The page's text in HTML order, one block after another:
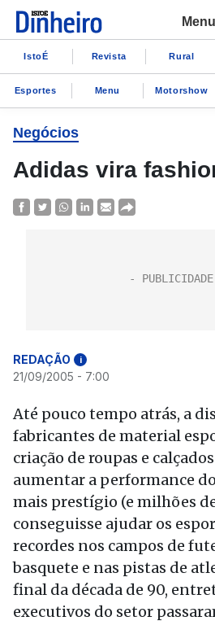
Menu
IstoÉ Revista Rural
Esportes Menu Motorshow
Negócios
Adidas vira
REDAÇÃO i
21/09/2005 - 7:00
Até pouco tempo atrás, a
fabricantes de material
criação de roupas e
aumentar a performance
mais prestígio (e milhões
conseguisse ajudar os
recordes nos campos de
basquete e nas pistas de
final da década de 90,
executivos do setor